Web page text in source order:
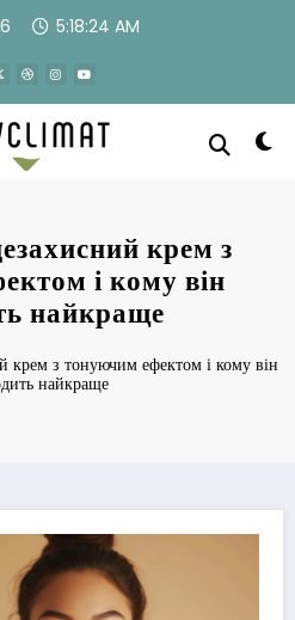
5:18:25 AM
крем з
і кому він
найкраще
крем з тонуючим ефектом і кому він
найкраще